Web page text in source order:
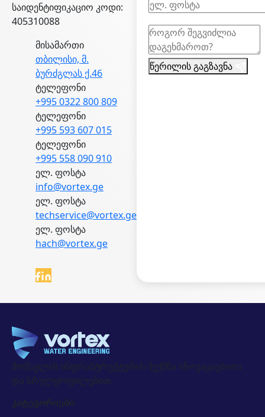
საიდენტიფიკაციო კოდი:
405310088
მისამართი
თბილისი, მ.
ბურძგლას ქ.46
ტელეფონი
+995 0322 800 809
ტელეფონი
+995 593 607 015
ტელეფონი
+995 558 090 910
ელ. ფოსტა
info@vortex.ge
ელ. ფოსტა
techservice@vortex.ge
ელ. ფოსტა
hach@vortex.ge
წერილის გაგზავნა
მომავლის ინფრასტრუქტურის შექმნა ინოვაციებითა
და სრულყოფილებით.
კატეგორიები